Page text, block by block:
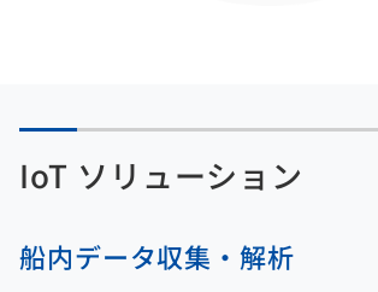
IoT ソリューション
船内データ収集・解析